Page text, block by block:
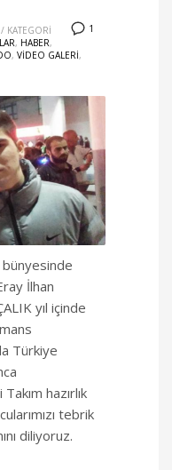
1
/ KATEGORI
, HABER,
, VIDEO GALERI,
bünyesinde
İlhan
yıl içinde
Türkiye
hazırlık
tebrik
diliyoruz.